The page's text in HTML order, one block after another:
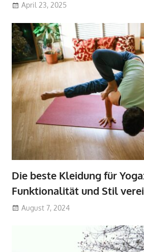
April 23, 2025
Die beste Kleidung für
Funktionalität und Stil
August 7, 2024